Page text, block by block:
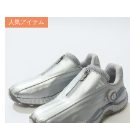
人気アイテム